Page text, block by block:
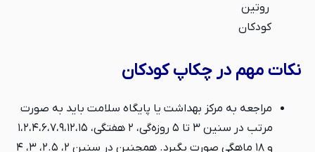
روتین
کودکان
نکات مهم در چکاپ کودکان
مراجعه به مرکز بهداشت یا پایگاه سلامت باید به صورت
مرتب در سنین ۳ تا ۵ روزه‌گی، ۲ هفتگی، ۱،۲،۴،۶،۷،۹،۱۲،۱۵
و ۱۸ ماهگی صورت بگیرد. همچنین در سنین ۲، ۲.۵، ۳، ۴